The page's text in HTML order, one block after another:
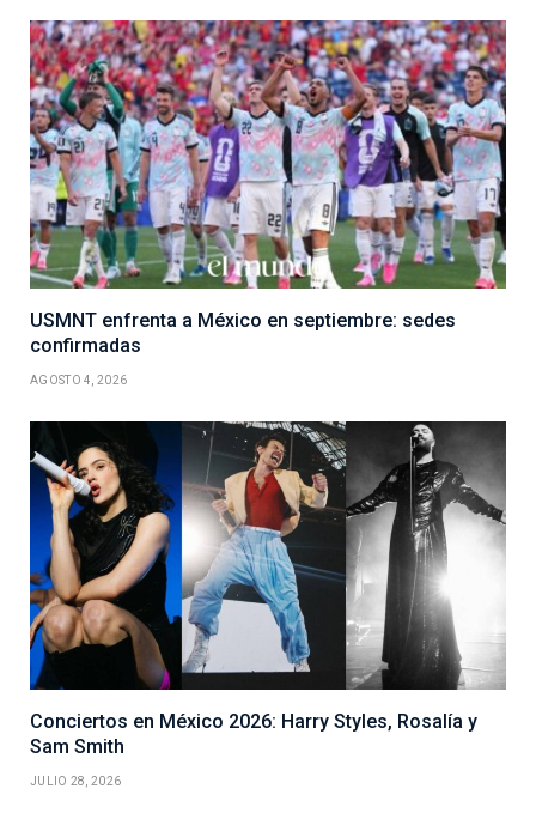
USMNT enfrenta a México en septiembre: sedes
confirmadas
AGOSTO 4, 2026
Conciertos en México 2026: Harry Styles, Rosalía y
Sam Smith
JULIO 28, 2026